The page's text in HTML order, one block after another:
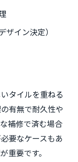
イン決定）
タイルを重ねる
有無で耐久性や
補修で済む場合
要なケースもあ
重要です。